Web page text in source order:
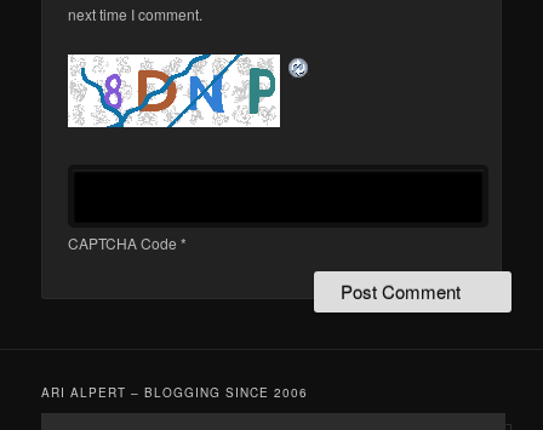
next time I comment.
CAPTCHA Code *
ARI ALPERT – BLOGGING SINCE 2006